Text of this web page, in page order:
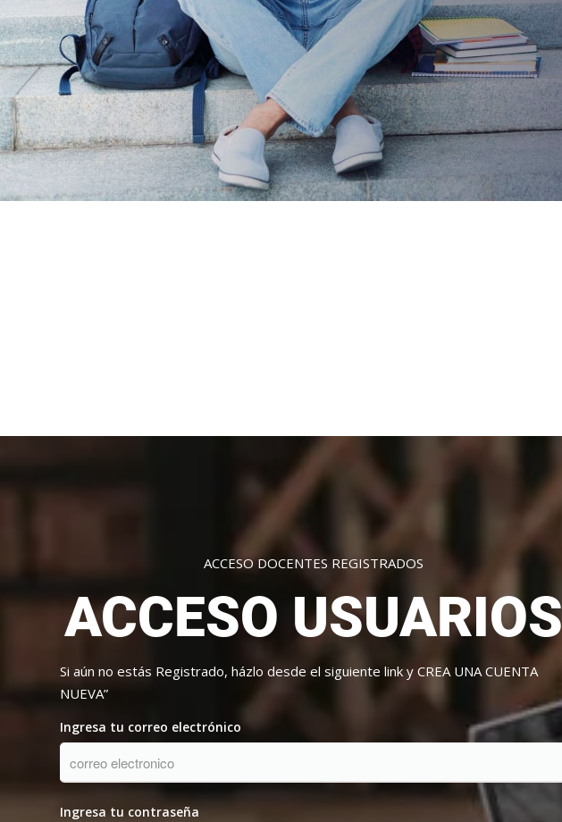
ACCESO DOCENTES REGISTRADOS
ACCESO USUARIOS
Si aún no estás Registrado, házlo desde el siguiente link y CREA UNA CUENTA
NUEVA”
Ingresa tu correo electrónico
Ingresa tu contraseña